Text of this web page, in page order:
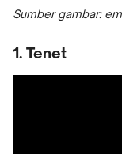
Sumber gambar:
1. Tenet